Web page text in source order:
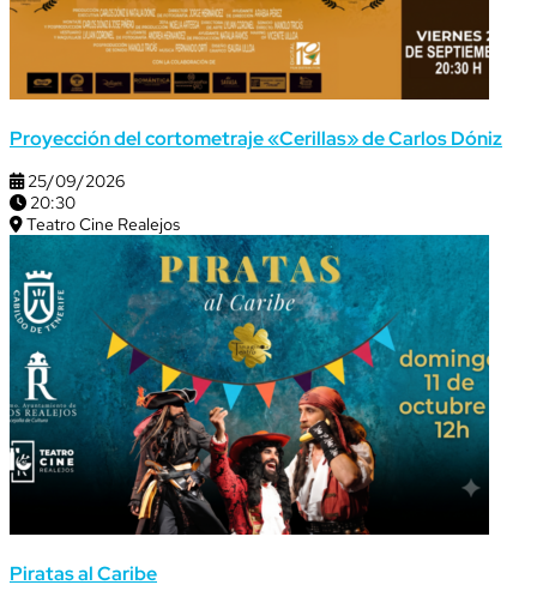
Proyección del cortometraje «Cerillas» de Carlos Dóniz
25/09/2026
20:30
Teatro Cine Realejos
Piratas al Caribe